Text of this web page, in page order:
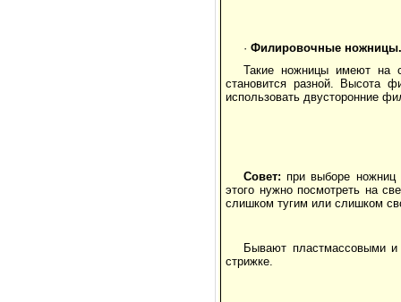
· Филировочные ножницы.
Такие ножницы имеют на
становится разной. Высота
использовать двусторонние
Совет: при выборе ножниц
этого нужно посмотреть на
слишком тугим или слишком
Бывают пластмассовыми
стрижке.